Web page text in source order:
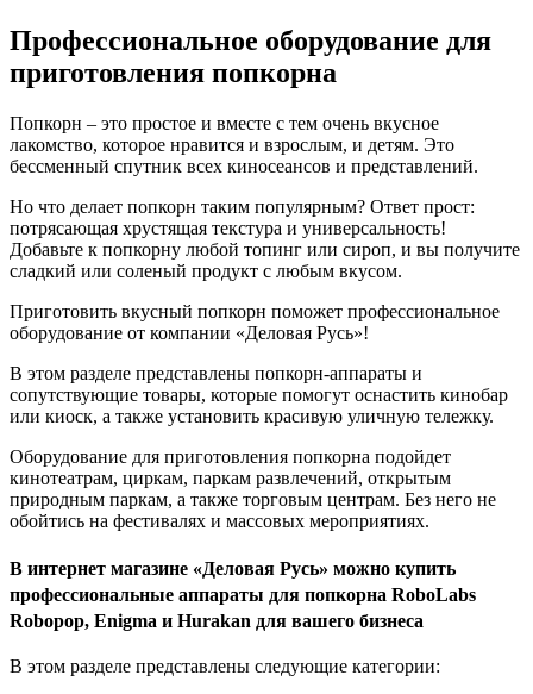
Профессиональное оборудование для
приготовления попкорна
Попкорн – это простое и вместе с тем очень вкусное
лакомство, которое нравится и взрослым, и детям. Это
бессменный спутник всех киносеансов и представлений.
Но что делает попкорн таким популярным? Ответ прост:
потрясающая хрустящая текстура и универсальность!
Добавьте к попкорну любой топинг или сироп, и вы получите
сладкий или соленый продукт с любым вкусом.
Приготовить вкусный попкорн поможет профессиональное
оборудование от компании «Деловая Русь»!
В этом разделе представлены попкорн-аппараты и
сопутствующие товары, которые помогут оснастить кинобар
или киоск, а также установить красивую уличную тележку.
Оборудование для приготовления попкорна подойдет
кинотеатрам, циркам, паркам развлечений, открытым
природным паркам, а также торговым центрам. Без него не
обойтись на фестивалях и массовых мероприятиях.
В интернет магазине «Деловая Русь» можно купить
профессиональные аппараты для попкорна RoboLabs
Robopop, Enigma и Hurakan для вашего бизнеса
В этом разделе представлены следующие категории: